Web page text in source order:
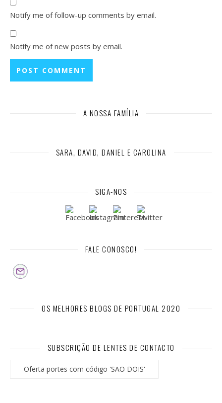
Notify me of follow-up comments by email.
Notify me of new posts by email.
A NOSSA FAMÍLIA
SARA, DAVID, DANIEL E CAROLINA
SIGA-NOS
FALE CONOSCO!
OS MELHORES BLOGS DE PORTUGAL 2020
SUBSCRIÇÃO DE LENTES DE CONTACTO
Oferta portes com código 'SAO DOIS'